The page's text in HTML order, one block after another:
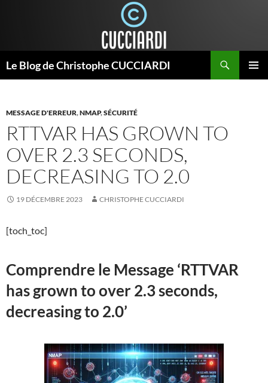
Le Blog de Christophe CUCCIARDI
MESSAGE D'ERREUR,NMAP,SÉCURITÉ
RTTVAR HAS GROWN TO
OVER 2.3 SECONDS,
DECREASING TO 2.0
19 DÉCEMBRE 2023 CHRISTOPHE CUCCIARDI
[toch_toc]
Comprendre le Message ‘RTTVAR
has grown to over 2.3 seconds,
decreasing to 2.0’